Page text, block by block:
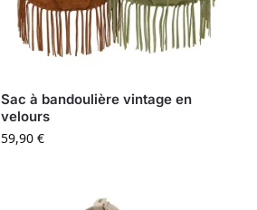
Sac à bandoulière vintage en
velours
59,90 €